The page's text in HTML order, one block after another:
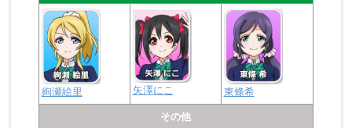
絢瀬絵里 矢澤にこ 東條希
その他